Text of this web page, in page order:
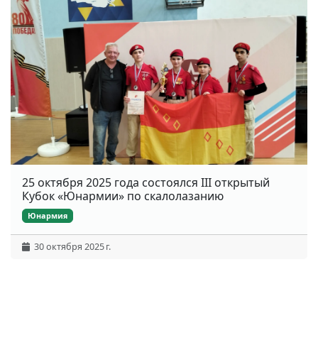
25 октября 2025 года состоялся III открытый
Кубок «Юнармии» по скалолазанию
Юнармия
30 октября 2025 г.